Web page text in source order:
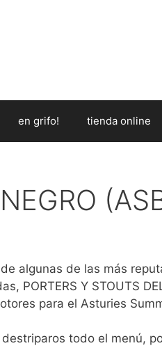
en grifo! tienda online
algunas de las más
PORTERS Y STOUTS
para el Asturies
todo el menú,